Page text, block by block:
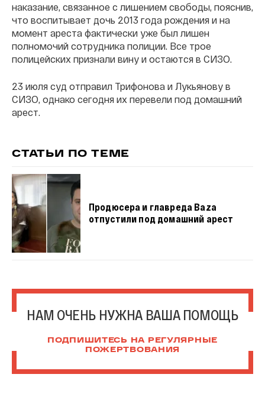
наказание, связанное с лишением свободы, пояснив,
что воспитывает дочь 2013 года рождения и на
момент ареста фактически уже был лишен
полномочий сотрудника полиции. Все трое
полицейских признали вину и остаются в СИЗО.
23 июля суд отправил Трифонова и Лукьянову в
СИЗО, однако сегодня их перевели под домашний
арест.
СТАТЬИ ПО ТЕМЕ
Продюсера и главреда Baza
отпустили под домашний арест
НАМ ОЧЕНЬ НУЖНА ВАША ПОМОЩЬ
ПОДПИШИТЕСЬ НА РЕГУЛЯРНЫЕ
ПОЖЕРТВОВАНИЯ